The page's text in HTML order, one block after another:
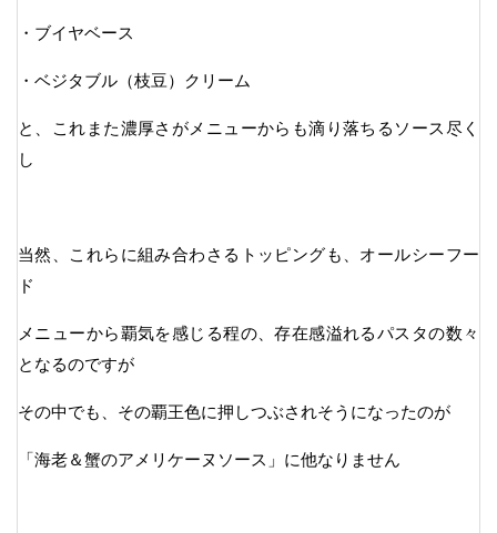
・ブイヤベース
・ベジタブル（枝豆）クリーム
と、これまた濃厚さがメニューからも滴り落ちるソース尽く
し
当然、これらに組み合わさるトッピングも、オールシーフー
ド
メニューから覇気を感じる程の、存在感溢れるパスタの数々
となるのですが
その中でも、その覇王色に押しつぶされそうになったのが
「海老＆蟹のアメリケーヌソース」に他なりません